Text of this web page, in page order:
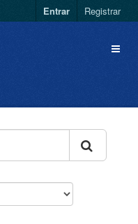
Entrar Registrar